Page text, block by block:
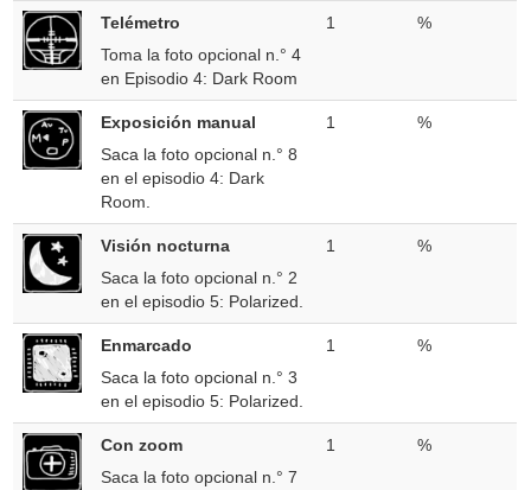
Telémetro
Toma la foto opcional n.° 4
en Episodio 4: Dark Room
1 %
Exposición manual
Saca la foto opcional n.° 8
en el episodio 4: Dark
Room.
1 %
Visión nocturna
Saca la foto opcional n.° 2
en el episodio 5: Polarized.
1 %
Enmarcado
Saca la foto opcional n.° 3
en el episodio 5: Polarized.
1 %
Con zoom
Saca la foto opcional n.° 7
1 %